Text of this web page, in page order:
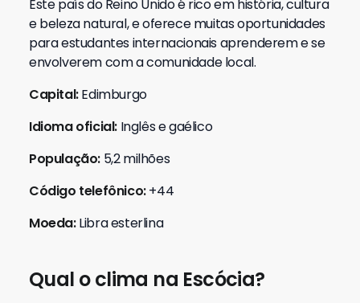
Este país do Reino Unido é rico em história, cultura
e beleza natural, e oferece muitas oportunidades
para estudantes internacionais aprenderem e se
envolverem com a comunidade local.
Capital:Edimburgo
Idioma oficial: Inglês e gaélico
População: 5,2 milhões
Código telefônico:+44
Moeda:Libra esterlina
Qual o clima na Escócia?